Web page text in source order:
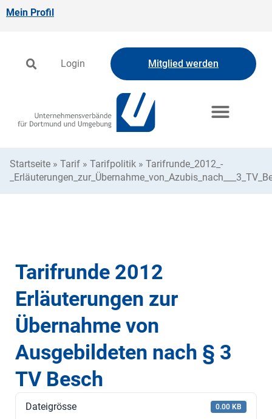
Mein Profil
Login Mitglied werden
Startseite » Tarif » Tarifpolitik » Tarifrunde_2012_-
Tarifrunde 2012
Erläuterungen zur
Übernahme von
Ausgebildeten nach § 3
TV Besch
Dateigrösse 0.00 KB